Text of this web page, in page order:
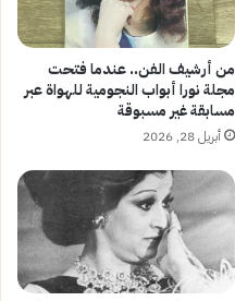
من أرشيف الفن.. عندما فتحت
مجلة نورا أبواب النجومية للهواة عبر
مسابقة غير مسبوقة
أبريل 28, 2026